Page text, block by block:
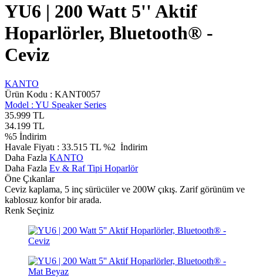
YU6 | 200 Watt 5'' Aktif
Hoparlörler, Bluetooth® -
Ceviz
KANTO
Ürün Kodu : KANT0057
Model : YU Speaker Series
35.999 TL
34.199 TL
%5 İndirim
Havale Fiyatı : 33.515 TL %2 İndirim
Daha Fazla KANTO
Daha Fazla Ev & Raf Tipi Hoparlör
Öne Çıkanlar
Ceviz kaplama, 5 inç sürücüler ve 200W çıkış. Zarif görünüm ve
kablosuz konfor bir arada.
Renk Seçiniz